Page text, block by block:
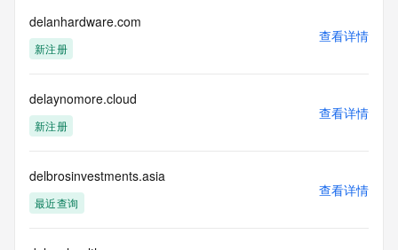
delanhardware.com
新注册
查看详情
delaynomore.cloud
新注册
查看详情
delbrosinvestments.asia
最近查询
查看详情